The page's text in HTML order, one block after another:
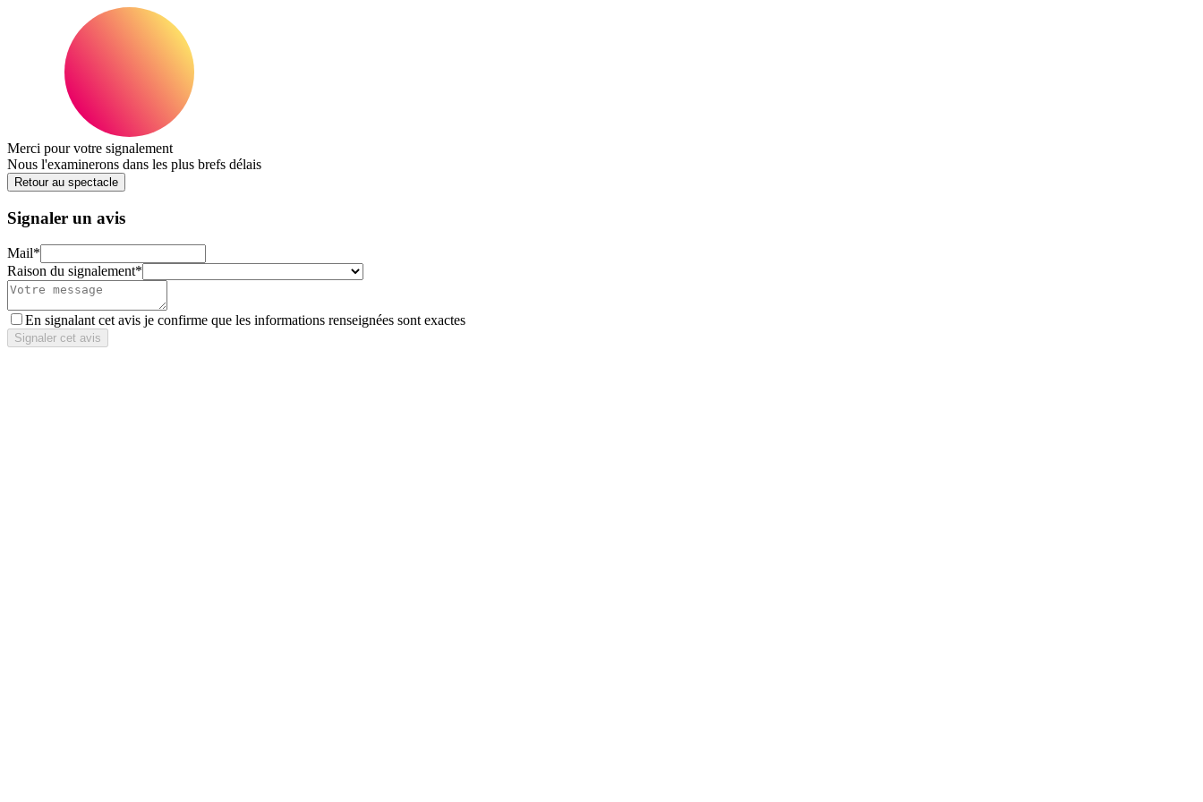
Merci pour votre signalement
Nous l'examinerons dans les plus brefs délais
Retour au spectacle
Signaler un avis
Mail*
Raison du signalement*
En signalant cet avis je confirme que les informations renseignées sont exactes
Signaler cet avis